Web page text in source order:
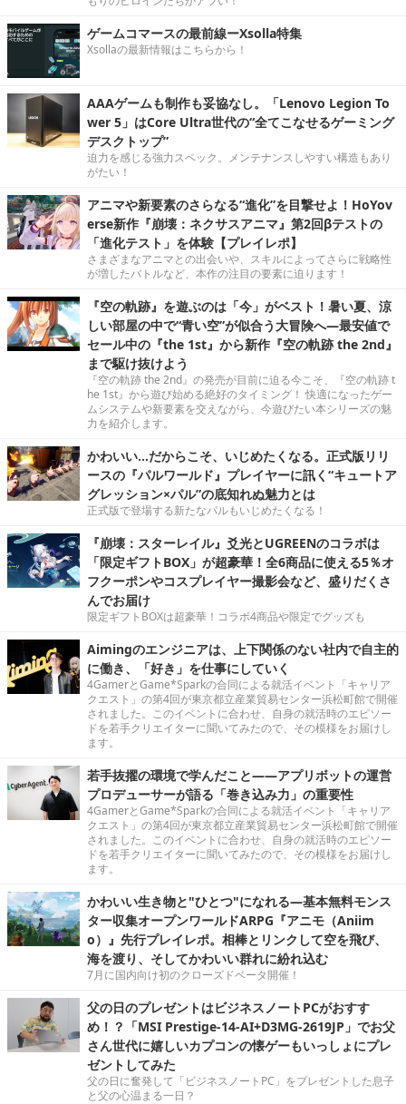
ゲームコマースの最前線ーXsolla特集
Xsollaの最新情報はこちらから！
AAAゲームも制作も妥協なし。「Lenovo Legion To
wer 5」はCore Ultra世代の“全てこなせるゲーミング
デスクトップ”
迫力を感じる強力スペック。メンテナンスしやすい構造もあり
がたい！
アニマや新要素のさらなる“進化”を目撃せよ！HoYov
erse新作『崩壊：ネクサスアニマ』第2回βテストの
「進化テスト」を体験【プレイレポ】
さまざまなアニマとの出会いや、スキルによってさらに戦略性
が増したバトルなど、本作の注目の要素に迫ります！
『空の軌跡』を遊ぶのは「今」がベスト！暑い夏、涼
しい部屋の中で“青い空”が似合う大冒険へ―最安値で
セール中の『the 1st』から新作『空の軌跡 the 2nd』
まで駆け抜けよう
『空の軌跡 the 2nd』の発売が目前に迫る今こそ、『空の軌跡 t
he 1st』から遊び始める絶好のタイミング！ 快適になったゲー
ムシステムや新要素を交えながら、今遊びたい本シリーズの魅
力を紹介します。
かわいい…だからこそ、いじめたくなる。正式版リリ
ースの『パルワールド』プレイヤーに訊く“キュートア
グレッション×パル”の底知れぬ魅力とは
正式版で登場する新たなパルもいじめたくなる！
『崩壊：スターレイル』爻光とUGREENのコラボは
「限定ギフトBOX」が超豪華！全6商品に使える5％オ
フクーポンやコスプレイヤー撮影会など、盛りだくさ
んでお届け
限定ギフトBOXは超豪華！コラボ4商品や限定でグッズも
Aimingのエンジニアは、上下関係のない社内で自主的
に働き、「好き」を仕事にしていく
4GamerとGame*Sparkの合同による就活イベント「キャリア
クエスト」の第4回が東京都立産業貿易センター浜松町館で開催
されました。このイベントに合わせ、自身の就活時のエピソー
ドを若手クリエイターに聞いてみたので、その模様をお届けし
ます。
若手抜擢の環境で学んだこと――アプリボットの運営
プロデューサーが語る「巻き込み力」の重要性
4GamerとGame*Sparkの合同による就活イベント「キャリア
クエスト」の第4回が東京都立産業貿易センター浜松町館で開催
されました。このイベントに合わせ、自身の就活時のエピソー
ドを若手クリエイターに聞いてみたので、その模様をお届けし
ます。
かわいい生き物と"ひとつ"になれる―基本無料モンス
ター収集オープンワールドARPG『アニモ（Aniim
o）』先行プレイレポ。相棒とリンクして空を飛び、
海を渡り、そしてかわいい群れに紛れ込む
7月に国内向け初のクローズドベータ開催！
父の日のプレゼントはビジネスノートPCがおすす
め！？「MSI Prestige-14-AI+D3MG-2619JP」でお父
さん世代に嬉しいカプコンの懐ゲーもいっしょにプレ
ゼントしてみた
父の日に奮発して「ビジネスノートPC」をプレゼントした息子
と父の心温まる一日？